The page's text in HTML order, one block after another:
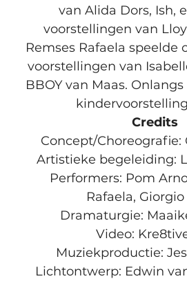
van Alida Dors, Ish,
voorstellingen van
Remses Rafaela speelde
voorstellingen van
BBOY van Maas.
Credits
Concept/Choreografie:
Artistieke begeleiding:
Performers: Pom
Rafaela, Giorgio
Dramaturgie:
Video:
Muziekproductie:
Lichtontwerp: Edwin